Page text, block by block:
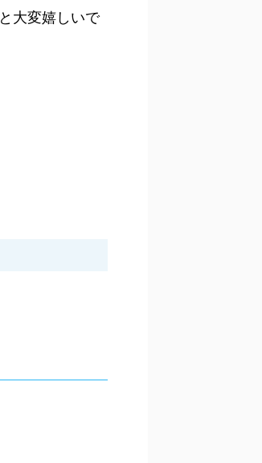
大変嬉しいで